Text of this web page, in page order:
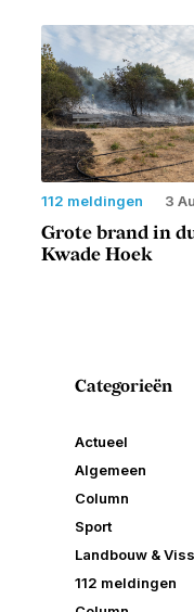
112 meldingen 3
Grote brand in
Kwade Hoek
Categorieën
Actueel
Algemeen
Column
Sport
Landbouw &
112 meldingen